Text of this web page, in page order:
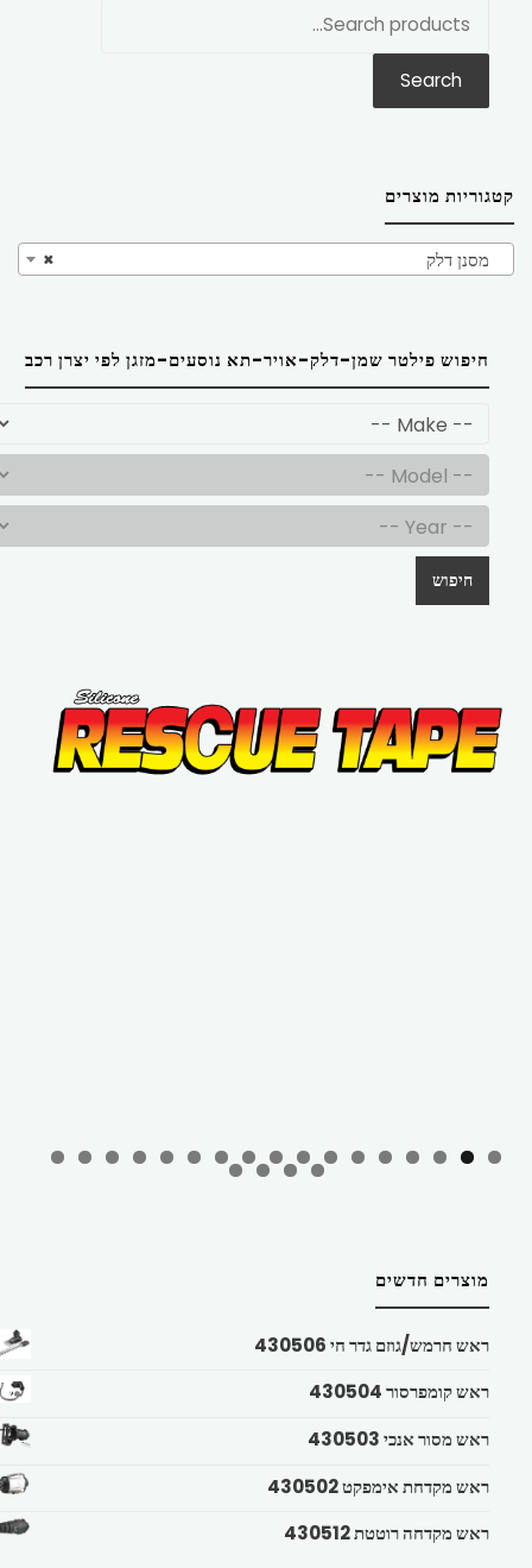
Search
קטגוריות מוצרים
× מסנן דלק
חיפוש פילטר שמן-דלק-אויר-תא נוסעים-מזגן לפי יצרן רכב
חיפוש
מוצרים חדשים
ראש חרמש/גוזם גדר חי 430506
ראש קומפרסור 430504
ראש מסור אנכי 430503
ראש מקדחת אימפקט 430502
ראש מקדחה רוטטת 430512